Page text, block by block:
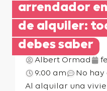
arrendador
de alquiler:
debes saber
Albert Ormad
9:00 am
No
Al alquilar una